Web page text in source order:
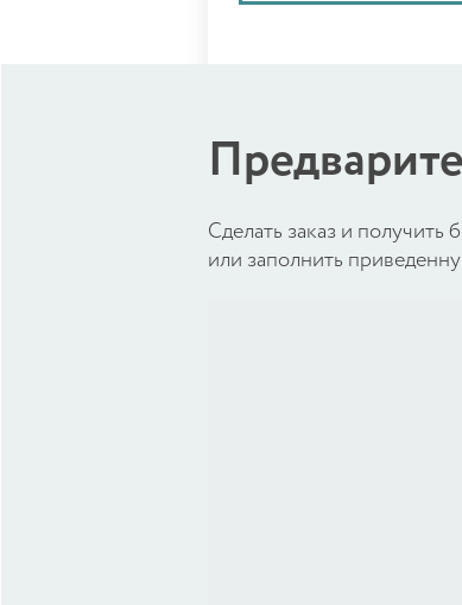
Cделать заказ и
или заполнить